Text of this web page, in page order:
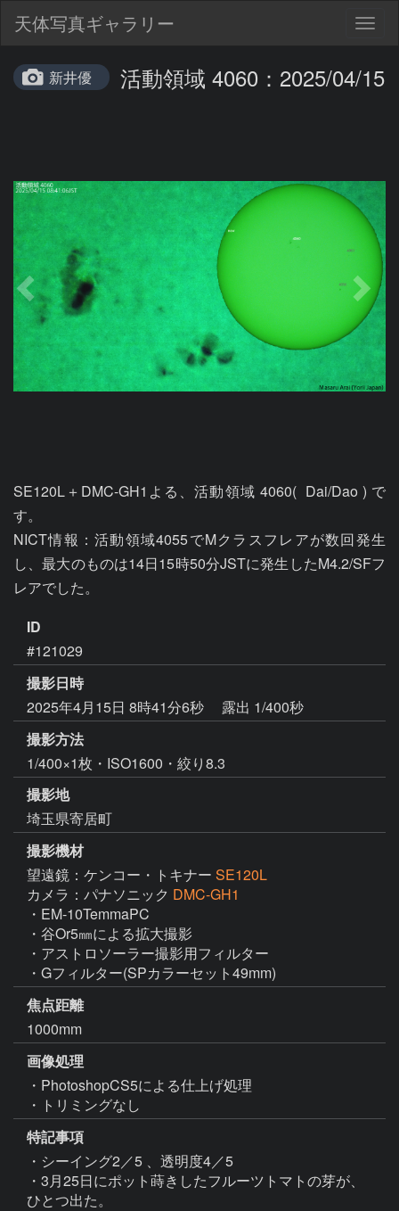
天体写真ギャラリー
新井優 活動領域 4060：2025/04/15
SE120L＋DMC-GH1よる、活動領域 4060(  Dai/Dao ) で
す。
NICT情報：活動領域4055でMクラスフレアが数回発生
し、最大のものは14日15時50分JSTに発生したM4.2/SFフ
レアでした。
ID
#121029
撮影日時
2025年4月15日 8時41分6秒
露出 1/400秒
撮影方法
1/400×1枚・ISO1600・絞り8.3
撮影地
埼玉県寄居町
撮影機材
望遠鏡：ケンコー・トキナー SE120L
カメラ：パナソニック DMC-GH1
・EM-10TemmaPC
・谷Or5㎜による拡大撮影
・アストロソーラー撮影用フィルター
・Gフィルター(SPカラーセット49mm)
焦点距離
1000mm
画像処理
・PhotoshopCS5による仕上げ処理
・トリミングなし
特記事項
・シーイング2／5 、透明度4／5
・3月25日にポット蒔きしたフルーツトマトの芽が、
ひとつ出た。